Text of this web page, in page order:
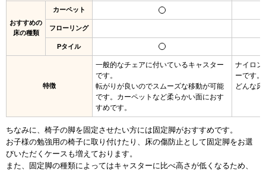
おすすめの
床の種類
カーペット
フローリング
Pタイル
特徴
一般的なチェアに付いているキャスター
です。
転がりが良いのでスムーズな移動が可能
です。カーペットなど柔らかい面におす
すめです。
ナイロン
ーです。
どんな
ちなみに、椅子の脚を固定させたい方には固定脚がおすすめです。
お子様の勉強用の椅子に取り付けたり、床の傷防止として固定脚をお選
びいただくケースも増えております。
また、固定脚の種類によってはキャスターに比べ高さが低くなるため、